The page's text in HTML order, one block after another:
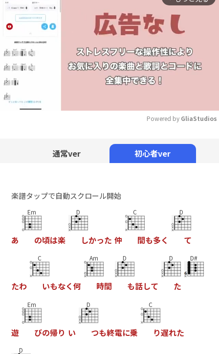
Powered by GliaStudios
通常ver 初心者ver
楽譜タップで自動スクロール開始
あ
Em
の頃は楽
D
しかった 仲
C
間も多く
D
て
たわ
C
いもなく何
Am
時間
D
も話して
D
た
D#
遊
Em
びの帰り い
D
つも終電に乗
C
り遅れた
D